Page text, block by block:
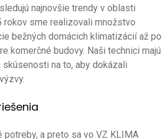
najnovšie trendy v oblasti
rokov sme realizovali množstvo
bežných domácich klimatizácií až po
komerčné budovy. Naši technici majú
na to, aby dokázali
potreby, a preto sa vo VZ KLIMA